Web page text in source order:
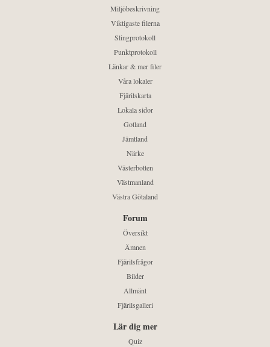
Miljöbeskrivning
Viktigaste filerna
Slingprotokoll
Punktprotokoll
Länkar & mer filer
Våra lokaler
Fjärilskarta
Lokala sidor
Gotland
Jämtland
Närke
Västerbotten
Västmanland
Västra Götaland
Forum
Översikt
Ämnen
Fjärilsfrågor
Bilder
Allmänt
Fjärilsgalleri
Lär dig mer
Quiz